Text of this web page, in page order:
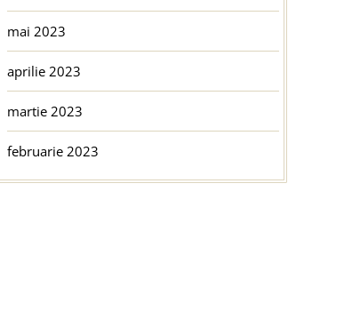
mai 2023
aprilie 2023
martie 2023
februarie 2023